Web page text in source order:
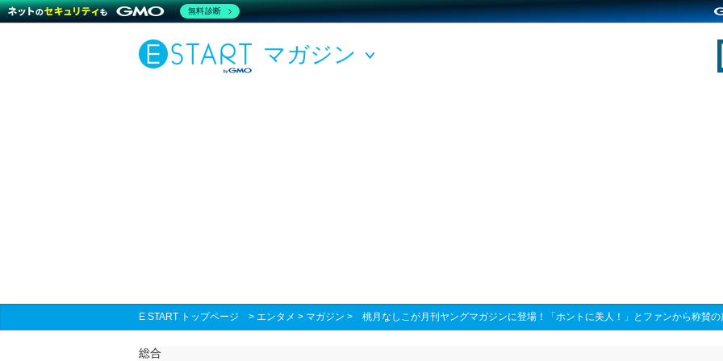
マガジン
E START トップページ > エンタメ > マガジン > 桃月なしこが月刊ヤングマガジンに登場！「ホントに美人！」とファンから称賛の
総合
無料診断